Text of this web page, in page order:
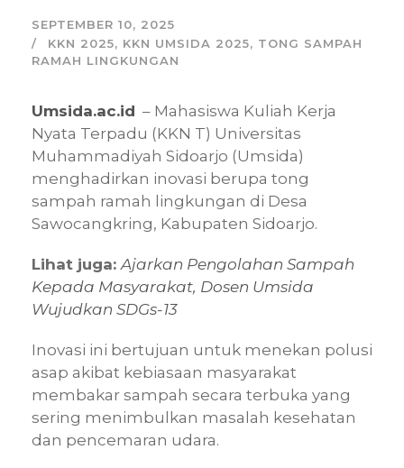
SEPTEMBER 10, 2025
KKN 2025, KKN UMSIDA 2025, TONG SAMPAH
RAMAH LINGKUNGAN
Umsida.ac.id – Mahasiswa Kuliah Kerja
Nyata Terpadu (KKN T) Universitas
Muhammadiyah Sidoarjo (Umsida)
menghadirkan inovasi berupa tong
sampah ramah lingkungan di Desa
Sawocangkring, Kabupaten Sidoarjo.
Lihat juga:Ajarkan Pengolahan Sampah
Kepada Masyarakat, Dosen Umsida
Wujudkan SDGs-13
Inovasi ini bertujuan untuk menekan polusi
asap akibat kebiasaan masyarakat
membakar sampah secara terbuka yang
sering menimbulkan masalah kesehatan
dan pencemaran udara.